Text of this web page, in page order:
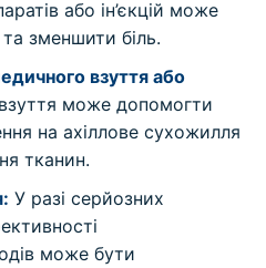
або ін’єкцій може
зменшити біль.
взуття або
може допомогти
на ахіллове сухожилля
тканин.
У разі серйозних
може бути